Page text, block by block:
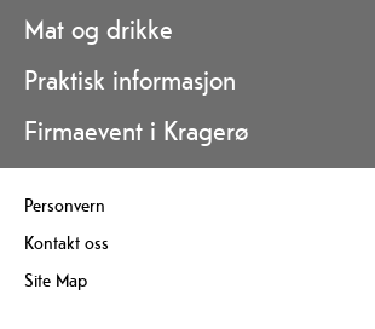
Mat og drikke
Praktisk informasjon
Firmaevent i Kragerø
Personvern
Kontakt oss
Site Map